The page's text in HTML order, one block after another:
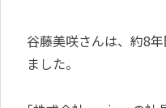
谷藤美咲さんは、約8
ました。